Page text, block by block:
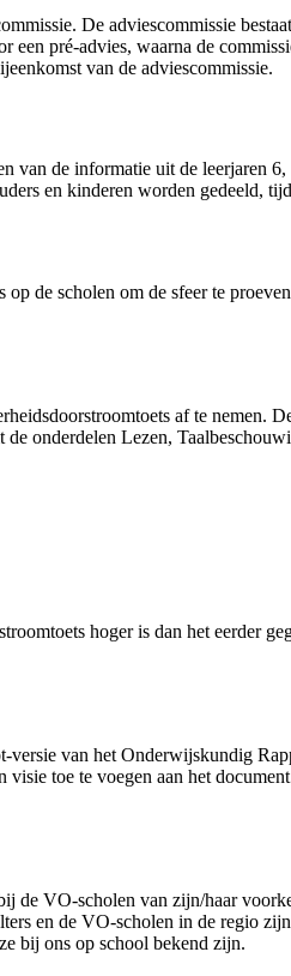
De adviescommissie
pré-advies, waarna de
van de adviescommissie.
de informatie uit de leerjaren
en kinderen worden gedeeld,
de scholen om de sfeer te
af te nemen.
onderdelen Lezen,
hoger is dan het eerder
van het Onderwijskundig
toe te voegen aan het
de VO-scholen van zijn/haar
en de VO-scholen in de regio
bij ons op school bekend zijn.